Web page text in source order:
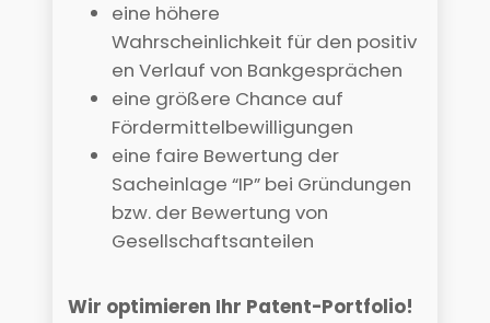
eine höhere
Wahrscheinlichkeit für den positiv
en Verlauf von Bankgesprächen
eine größere Chance auf
Fördermittelbewilligungen
eine faire Bewertung der
Sacheinlage “IP” bei Gründungen
bzw. der Bewertung von
Gesellschaftsanteilen
Wir optimieren Ihr Patent-Portfolio!